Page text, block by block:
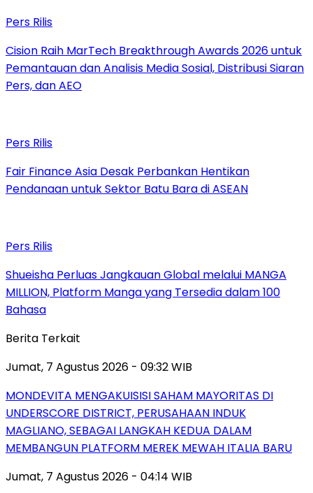
Pers Rilis
Cision Raih MarTech Breakthrough Awards 2026 untuk
Pemantauan dan Analisis Media Sosial, Distribusi Siaran
Pers, dan AEO
Pers Rilis
Fair Finance Asia Desak Perbankan Hentikan
Pendanaan untuk Sektor Batu Bara di ASEAN
Pers Rilis
Shueisha Perluas Jangkauan Global melalui MANGA
MILLION, Platform Manga yang Tersedia dalam 100
Bahasa
Berita Terkait
Jumat, 7 Agustus 2026 - 09:32 WIB
MONDEVITA MENGAKUISISI SAHAM MAYORITAS DI
UNDERSCORE DISTRICT, PERUSAHAAN INDUK
MAGLIANO, SEBAGAI LANGKAH KEDUA DALAM
MEMBANGUN PLATFORM MEREK MEWAH ITALIA BARU
Jumat, 7 Agustus 2026 - 04:14 WIB